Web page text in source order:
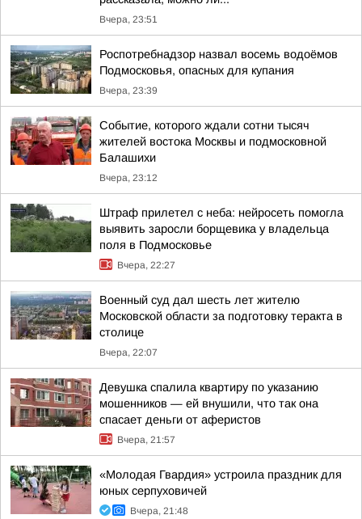
Вчера, 23:51
Роспотребнадзор назвал восемь водоёмов
Подмосковья, опасных для купания
Вчера, 23:39
Событие, которого ждали сотни тысяч
жителей востока Москвы и подмосковной
Балашихи
Вчера, 23:12
Штраф прилетел с неба: нейросеть помогла
выявить заросли борщевика у владельца
поля в Подмосковье
Вчера, 22:27
Военный суд дал шесть лет жителю
Московской области за подготовку теракта в
столице
Вчера, 22:07
Девушка спалила квартиру по указанию
мошенников — ей внушили, что так она
спасает деньги от аферистов
Вчера, 21:57
«Молодая Гвардия» устроила праздник для
юных серпуховичей
Вчера, 21:48